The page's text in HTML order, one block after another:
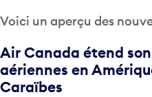
Voici un aperçu des
Air Canada étend
aériennes en
Caraïbes